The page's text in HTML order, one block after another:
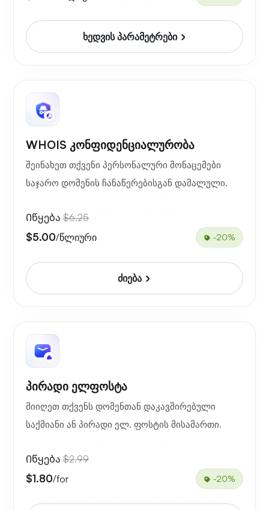
ხედვის პარამეტრები
WHOIS კონფიდენციალურობა
შეინახეთ თქვენი პერსონალური მონაცემები
საჯარო დომენის ჩანაწერებისგან დამალული.
Იწყება $6.25
$5.00/წლიური -20%
ძიება
პირადი ელფოსტა
მიიღეთ თქვენს დომენთან დაკავშირებული
საქმიანი ან პირადი ელ. ფოსტის მისამართი.
Იწყება $2.99
$1.80/for -20%